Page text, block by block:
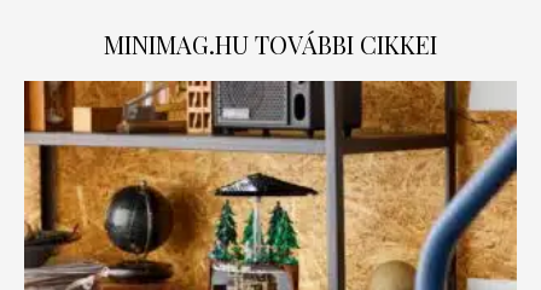
MINIMAG.HUTOVÁBBI CIKKEI